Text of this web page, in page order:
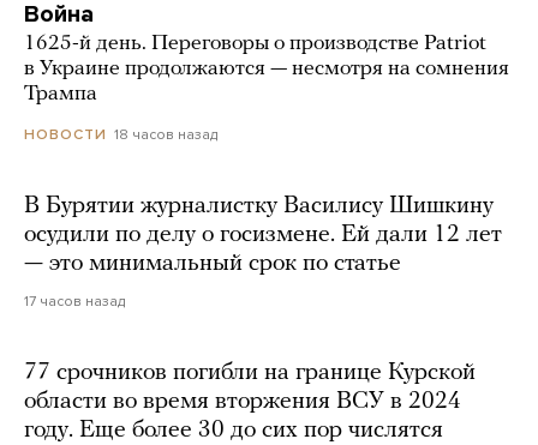
Война
1625-й день. Переговоры о производстве Patriot
в Украине продолжаются — несмотря на сомнения
Трампа
НОВОСТИ 18 часов назад
В Бурятии журналистку Василису Шишкину
осудили по делу о госизмене. Ей дали 12 лет
— это минимальный срок по статье
17 часов назад
77 срочников погибли на границе Курской
области во время вторжения ВСУ в 2024
году. Еще более 30 до сих пор числятся